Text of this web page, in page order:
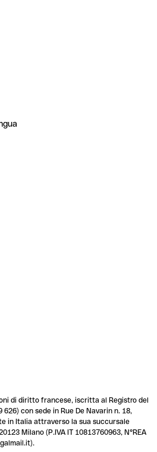
di diritto francese, iscritta al Registro del
626) con sede in Rue De Navarin n. 18,
in Italia attraverso la sua succursale
Milano (P.IVA IT 10813760963, N°REA